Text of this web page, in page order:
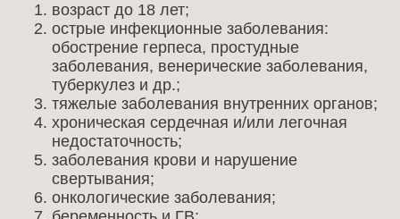
возраст до 18 лет;
острые инфекционные заболевания:
обострение герпеса, простудные
заболевания, венерические заболевания,
туберкулез и др.;
тяжелые заболевания внутренних органов;
хроническая сердечная и/или легочная
недостаточность;
заболевания крови и нарушение
свертывания;
онкологические заболевания;